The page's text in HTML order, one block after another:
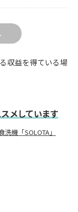
収益を得ている場
メしています
機「SOLOTA」